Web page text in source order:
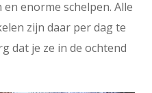
enorme schelpen. Alle
zijn daar per dag te
dat je ze in de ochtend